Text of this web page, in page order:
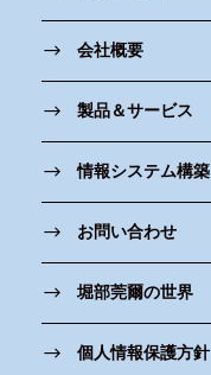
会社概要
製品＆サービス
情報システム構築
お問い合わせ
堀部莞爾の世界
個人情報保護方針